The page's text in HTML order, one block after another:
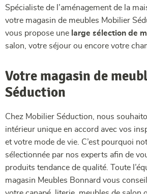
Spécialiste de l’aménagement de la
votre magasin de meubles Mobilier
vous propose une large sélection de
salon, votre séjour ou encore votre
Votre magasin de
Séduction
Chez Mobilier Séduction, nous
intérieur unique en accord avec vos
et votre mode de vie. C’est pourquoi
sélectionnée par nos experts afin de
produits tendance de qualité. Toute
magasin Meubles Bonnard vous